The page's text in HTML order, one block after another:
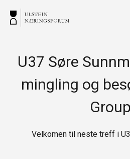
U37 Søre
mingling og
Velkomen til neste treff i